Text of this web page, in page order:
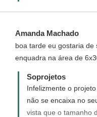
Amanda Machado
boa tarde eu gostaria
enquadra na área de
Soprojetos
Infelizmente o
não se encaixa no
vista que o tamanho